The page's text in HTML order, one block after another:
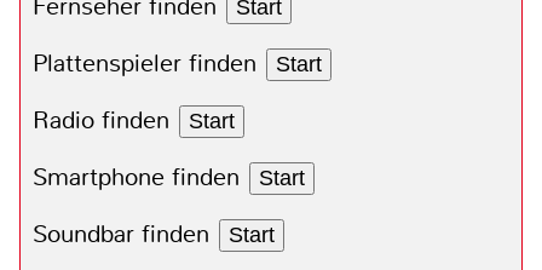
Fernseher finden Start
Plattenspieler finden Start
Radio finden Start
Smartphone finden Start
Soundbar finden Start